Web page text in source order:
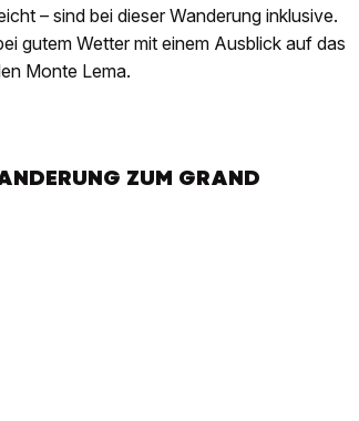
– sind bei dieser Wanderung inklusive.
gutem Wetter mit einem Ausblick auf das
Monte Lema.
ZUM GRAND